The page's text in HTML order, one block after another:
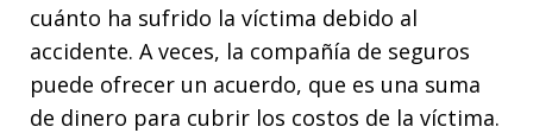
cuánto ha sufrido la víctima debido al
accidente. A veces, la compañía de seguros
puede ofrecer un acuerdo, que es una suma
de dinero para cubrir los costos de la víctima.